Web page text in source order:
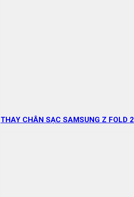
THAY CHÂN SẠC SAMSUNG Z FOLD 2